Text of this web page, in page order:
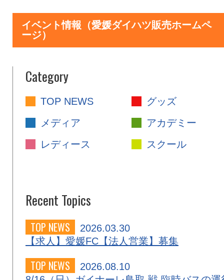
イベント情報（愛媛ダイハツ販売ホームペ
ージ）
Category
TOP NEWS
グッズ
メディア
アカデミー
レディース
スクール
Recent Topics
TOP NEWS
2026.03.30
【求人】愛媛FC【法人営業】募集
TOP NEWS
2026.08.10